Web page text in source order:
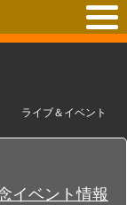
ライブ＆イベント
イベント情報